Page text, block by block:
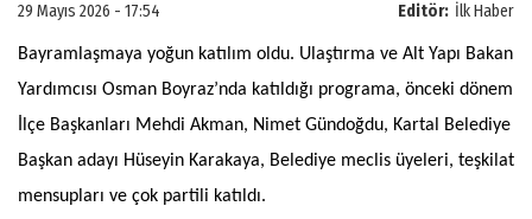
Editör: İlk Haber
29 Mayıs 2026 - 17:54
Bayramlaşmaya yoğun katılım oldu. Ulaştırma ve Alt Yapı Bakan
Yardımcısı Osman Boyraz’nda katıldığı programa, önceki dönem
İlçe Başkanları Mehdi Akman, Nimet Gündoğdu, Kartal Belediye
Başkan adayı Hüseyin Karakaya, Belediye meclis üyeleri, teşkilat
mensupları ve çok partili katıldı.